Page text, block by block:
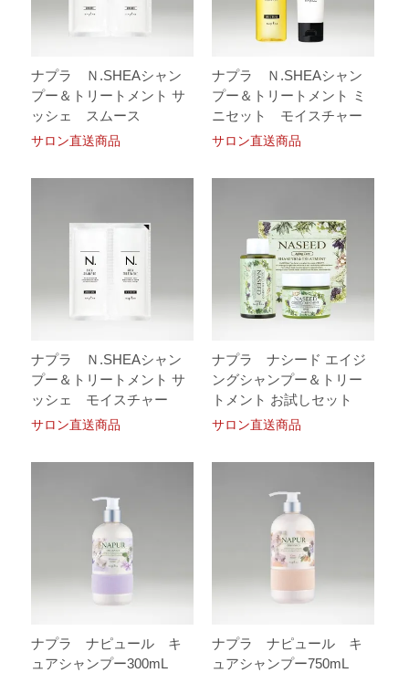
ナプラ Ｎ.SHEAシャン
プー＆トリートメント サ
ッシェ スムース
サロン直送商品
ナプラ Ｎ.SHEAシャン
プー＆トリートメント ミ
ニセット モイスチャー
サロン直送商品
ナプラ Ｎ.SHEAシャン
プー＆トリートメント サ
ッシェ モイスチャー
サロン直送商品
ナプラ ナシード エイジ
ングシャンプー＆トリー
トメント お試しセット
サロン直送商品
ナプラ ナピュール キ
ュアシャンプー300mL
ナプラ ナピュール キ
ュアシャンプー750mL